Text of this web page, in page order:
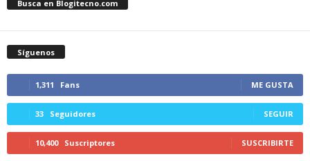
Busca en Blogitecno.com
Síguenos
1,311 Fans ME GUSTA
33 Seguidores SEGUIR
10,400 Suscriptores SUSCRIBIRTE